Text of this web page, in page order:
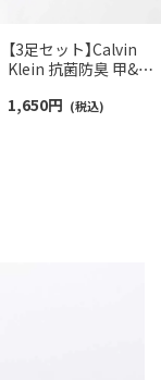
【3足セット】Calvin
Klein 抗菌防臭 甲&足
くムレを軽減 ワンポ
1,650円 (税込)